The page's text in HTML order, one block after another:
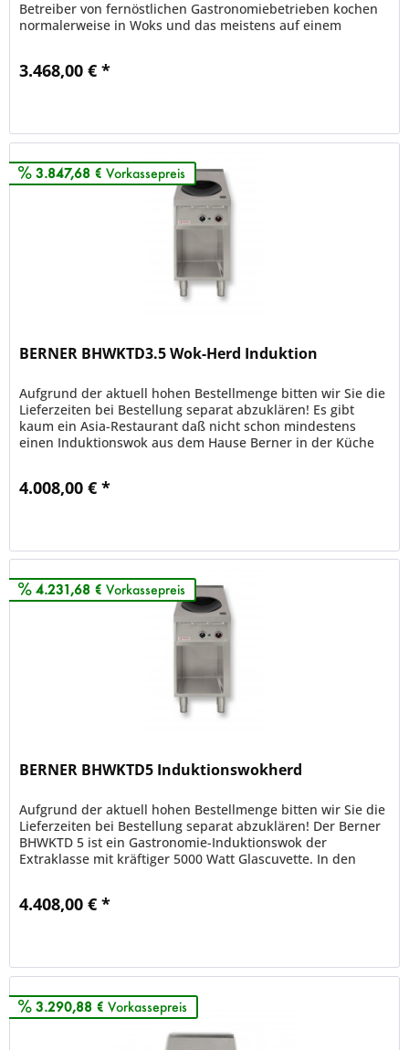
Betreiber von fernöstlichen Gastronomiebetrieben kochen
normalerweise in Woks und das meistens auf einem
3.468,00 € *
3.847,68 € Vorkassepreis
BERNER BHWKTD3.5 Wok-Herd Induktion
Aufgrund der aktuell hohen Bestellmenge bitten wir Sie die
Lieferzeiten bei Bestellung separat abzuklären! Es gibt
kaum ein Asia-Restaurant daß nicht schon mindestens
einen Induktionswok aus dem Hause Berner in der Küche
4.008,00 € *
4.231,68 € Vorkassepreis
BERNER BHWKTD5 Induktionswokherd
Aufgrund der aktuell hohen Bestellmenge bitten wir Sie die
Lieferzeiten bei Bestellung separat abzuklären! Der Berner
BHWKTD 5 ist ein Gastronomie-Induktionswok der
Extraklasse mit kräftiger 5000 Watt Glascuvette. In den
4.408,00 € *
3.290,88 € Vorkassepreis